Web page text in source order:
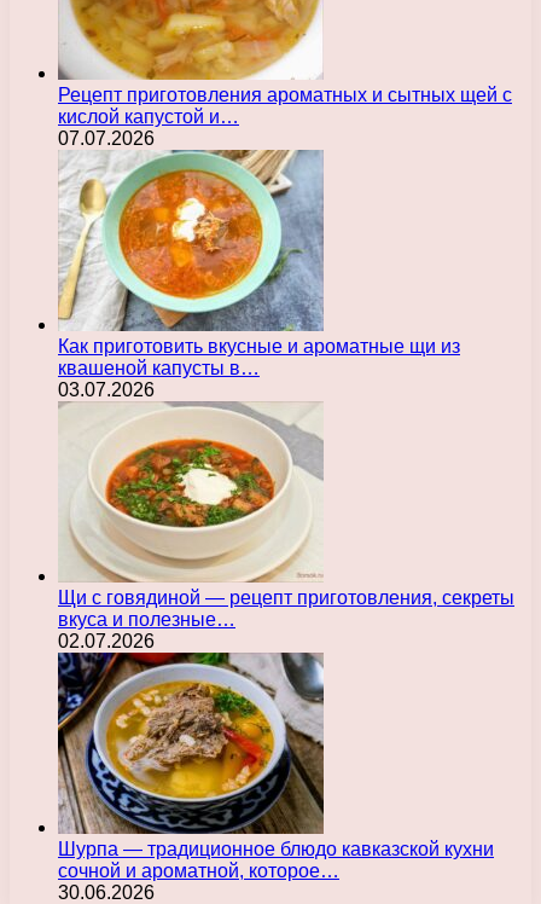
Рецепт приготовления ароматных и сытных щей с
кислой капустой и…
07.07.2026
Как приготовить вкусные и ароматные щи из
квашеной капусты в…
03.07.2026
Щи с говядиной — рецепт приготовления, секреты
вкуса и полезные…
02.07.2026
Шурпа — традиционное блюдо кавказской кухни
сочной и ароматной, которое…
30.06.2026